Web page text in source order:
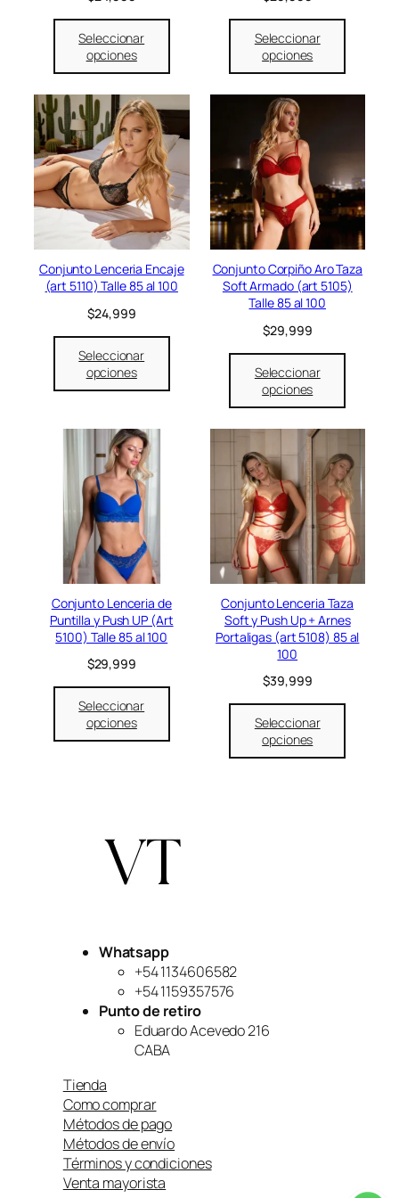
2
9
,
9
.
9
2
9
,
9
.
9
Seleccionar
opciones
Seleccionar
opciones
Conjunto Lenceria Encaje
(art 5110) Talle 85 al 100
$24,999
Seleccionar
opciones
Conjunto Corpiño Aro Taza
Soft Armado (art 5105)
Talle 85 al 100
$29,999
Seleccionar
opciones
Conjunto Lenceria de
Puntilla y Push UP (Art
5100) Talle 85 al 100
$29,999
Seleccionar
opciones
Conjunto Lenceria Taza
Soft y Push Up + Arnes
Portaligas (art 5108) 85 al
100
$39,999
Seleccionar
opciones
Whatsapp
+54 1134606582
+54 1159357576
Punto de retiro
Eduardo Acevedo 216
CABA
Tienda
Como comprar
Métodos de pago
Métodos de envío
Términos y condiciones
Venta mayorista